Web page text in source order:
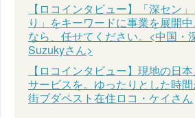
【ロコインタビュー】「深セン
り」をキーワードに事業を展開
なら、任せてください。<中国・
Suzukyさん>
【ロコインタビュー】現地の日
サービスを。ゆったりとした時
街ブダペスト在住ロコ・ケイさん